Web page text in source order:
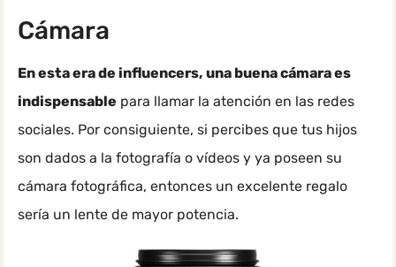
Cámara
En esta era de influencers, una buena cámara es
indispensable para llamar la atención en las redes
sociales. Por consiguiente, si percibes que tus hijos
son dados a la fotografía o vídeos y ya poseen su
cámara fotográfica, entonces un excelente regalo
sería un lente de mayor potencia.